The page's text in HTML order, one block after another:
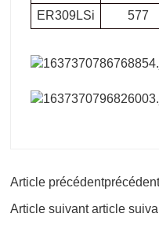
ER309LSi 577